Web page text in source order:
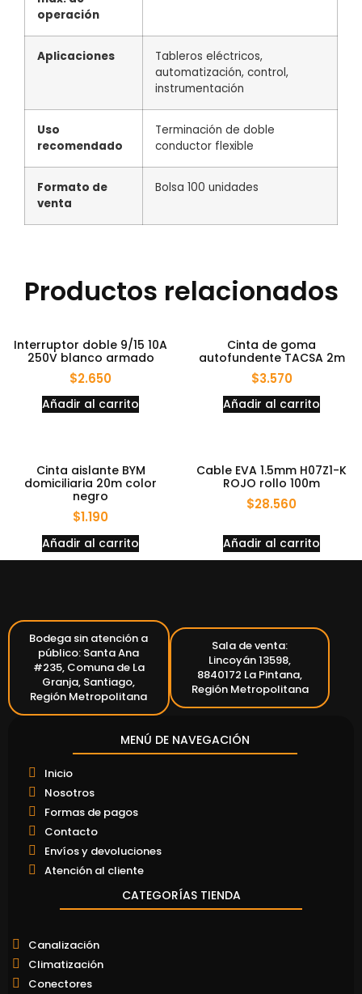
operación
Aplicaciones
Tableros eléctricos,
automatización, control,
instrumentación
Uso
recomendado
Terminación de doble
conductor flexible
Formato de
venta
Bolsa 100 unidades
Productos relacionados
Interruptor doble 9/15 10A
250V blanco armado
$2.650
Añadir al carrito
Cinta de goma
autofundente TACSA 2m
$3.570
Añadir al carrito
Cinta aislante BYM
domiciliaria 20m color
negro
$1.190
Añadir al carrito
Cable EVA 1.5mm H07Z1-K
ROJO rollo 100m
$28.560
Añadir al carrito
Bodega sin atención a
público: Santa Ana
#235, Comuna de La
Granja, Santiago,
Región Metropolitana
Sala de venta:
Lincoyán 13598,
8840172 La Pintana,
Región Metropolitana
MENÚ DE NAVEGACIÓN
Inicio
Nosotros
Formas de pagos
Contacto
Envíos y devoluciones
Atención al cliente
CATEGORÍAS TIENDA
Canalización
Climatización
Conectores